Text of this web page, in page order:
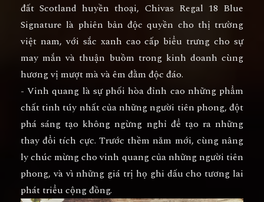
đất Scotland huyền thoại, Chivas Regal 18 Blue
Signature là phiên bản độc quyền cho thị trường
việt nam, với sắc xanh cao cấp biểu trưng cho sự
may mắn và thuận buồm trong kinh doanh cùng
hương vị mượt mà và êm đằm độc đáo.
- Vinh quang là sự phối hòa đỉnh cao những phẩm
chất tinh túy nhất của những người tiên phong, đột
phá sáng tạo không ngừng nghỉ để tạo ra những
thay đổi tích cực. Trước thềm năm mới, cùng nâng
ly chúc mừng cho vinh quang của những người tiên
phong, và vì những giá trị họ ghi dấu cho tương lai
phát triểu cộng đồng.